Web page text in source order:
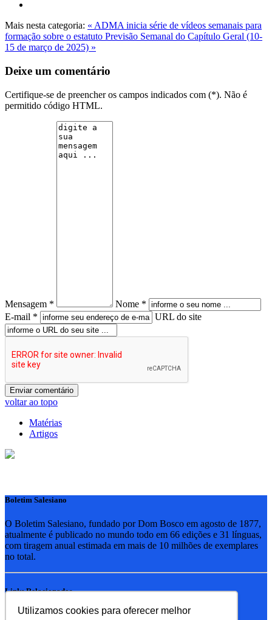
Utilizamos cookies para oferecer melhor
Mais nesta categoria: « ADMA inicia série de vídeos semanais para
formação sobre o estatuto Previsão Semanal do Capítulo Geral (10-
15 de março de 2025) »
Deixe um comentário
Certifique-se de preencher os campos indicados com (*). Não é
permitido código HTML.
Mensagem *
Nome *
E-mail *
URL do site
voltar ao topo
Matérias
Artigos
Boletim Salesiano
O Boletim Salesiano, fundado por Dom Bosco em agosto de 1877,
atualmente é publicado no mundo todo em 66 edições e 31 línguas,
com tiragem anual estimada em mais de 10 milhões de exemplares
no total.
Links Relacionados
RSB - Rede Salesiana Brasil